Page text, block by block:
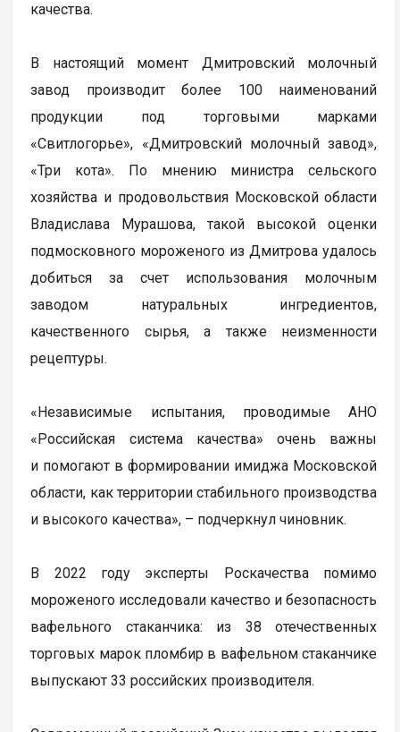
качества.
В настоящий момент Дмитровский молочный
завод производит более 100 наименований
продукции под торговыми марками
«Свитлогорье», «Дмитровский молочный завод»,
«Три кота». По мнению министра сельского
хозяйства и продовольствия Московской области
Владислава Мурашова, такой высокой оценки
подмосковного мороженого из Дмитрова удалось
добиться за счет использования молочным
заводом натуральных ингредиентов,
качественного сырья, а также неизменности
рецептуры.
«Независимые испытания, проводимые АНО
«Российская система качества» очень важны
и помогают в формировании имиджа Московской
области, как территории стабильного производства
и высокого качества», – подчеркнул чиновник.
В 2022 году эксперты Роскачества помимо
мороженого исследовали качество и безопасность
вафельного стаканчика: из 38 отечественных
торговых марок пломбир в вафельном стаканчике
выпускают 33 российских производителя.